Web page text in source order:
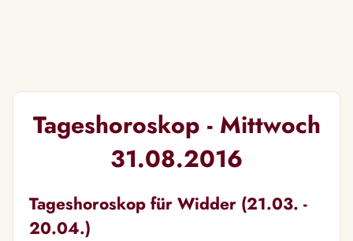
Tageshoroskop - Mittwoch
31.08.2016
Tageshoroskop für Widder (21.03. -
20.04.)